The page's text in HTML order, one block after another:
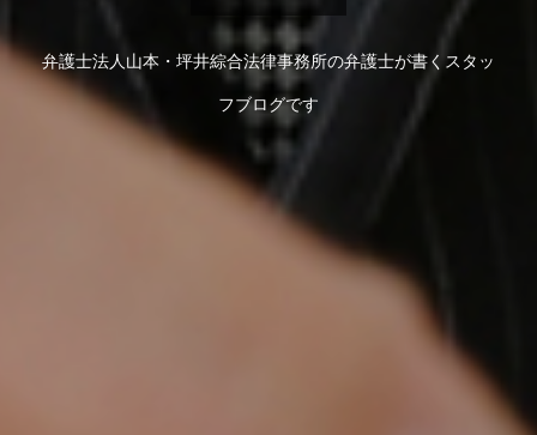
弁護士法人山本・坪井綜合法律事務所の弁護士が書くスタッ
フブログです